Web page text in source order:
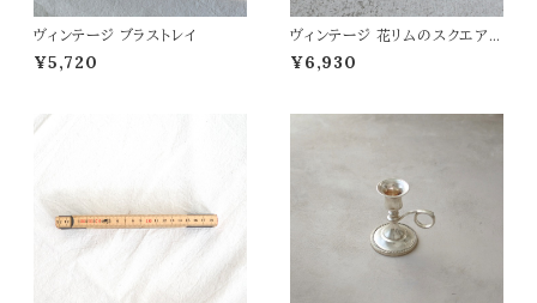
ヴィンテージ ブラストレイ
¥5,720
ヴィンテージ 花リムのスクエアト
レイ
¥6,930